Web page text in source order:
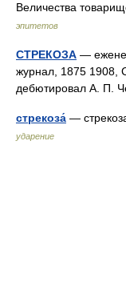
Величества
эпитетов
СТРЕКОЗА —
журнал, 1875 1908,
дебютировал А. П.
стрекоза́ —
ударение